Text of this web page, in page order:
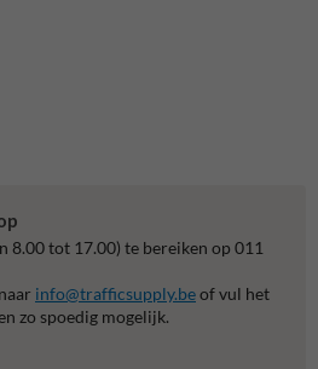
8.00 tot 17.00) te bereiken op 011
info@trafficsupply.beof vul het
zo spoedig mogelijk.